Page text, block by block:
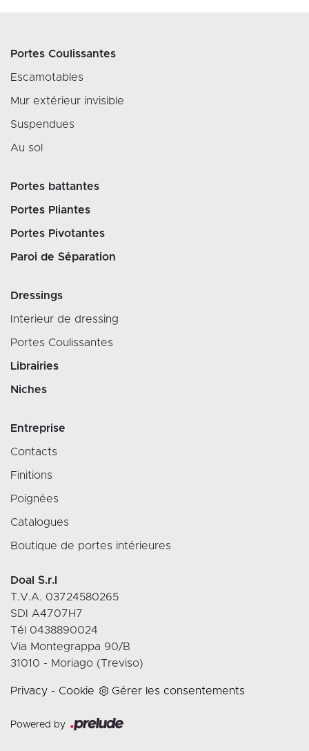
Portes Coulissantes
Escamotables
Mur extérieur invisible
Suspendues
Au sol
Portes battantes
Portes Pliantes
Portes Pivotantes
Paroi de Séparation
Dressings
Interieur de dressing
Portes Coulissantes
Librairies
Niches
Entreprise
Contacts
Finitions
Poignées
Catalogues
Boutique de portes intérieures
Doal S.r.l
T.V.A. 03724580265
SDI A4707H7
Tél 0438890024
Via Montegrappa 90/B
31010 - Moriago (Treviso)
Privacy - Cookie Gérer les consentements
Powered by